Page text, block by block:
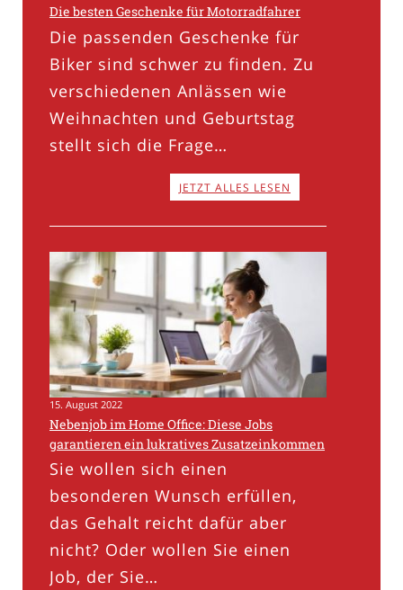
Die besten Geschenke für Motorradfahrer
Die passenden Geschenke für
Biker sind schwer zu finden. Zu
verschiedenen Anlässen wie
Weihnachten und Geburtstag
stellt sich die Frage…
JETZT ALLES LESEN
15. August 2022
Nebenjob im Home Office: Diese Jobs
garantieren ein lukratives Zusatzeinkommen
Sie wollen sich einen
besonderen Wunsch erfüllen,
das Gehalt reicht dafür aber
nicht? Oder wollen Sie einen
Job, der Sie…